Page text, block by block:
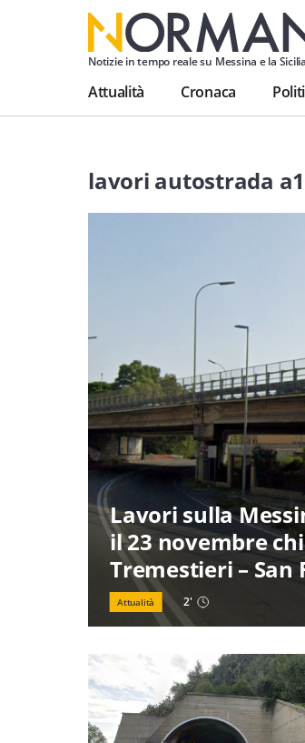
Notizie in tempo reale su Messina e la Sicilia
Attualità Cronaca
lavori autostrada
Lavori sulla
il 23 novembre
Tremestieri – San
Attualità 2'